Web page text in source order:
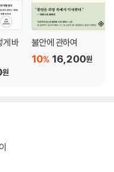
까?
다면?
하는 상호성
가?
각지능에 달려 있다
게 바
원
불안에 관하여
16,200원
10%